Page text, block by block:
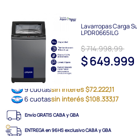
Lavarropas Carga
LPDR0665ILG
$ 714.998,99
$ 649.999
9 cuotassin interés $72.222,11
6 cuotassin interés $108.333,17
Envío GRATIS CABA y GBA
ENTREGA en 96HS exclusivo CABA y GBA